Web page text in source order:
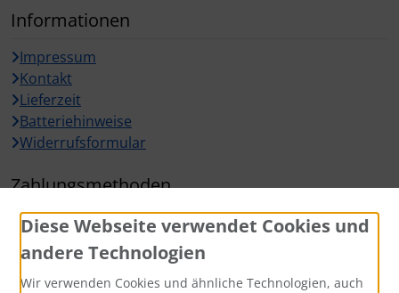
Informationen
Impressum
Kontakt
Lieferzeit
Batteriehinweise
Widerrufsformular
Zahlungsmethoden
Diese Webseite verwendet Cookies und
andere Technologien
Wir verwenden Cookies und ähnliche Technologien, auch